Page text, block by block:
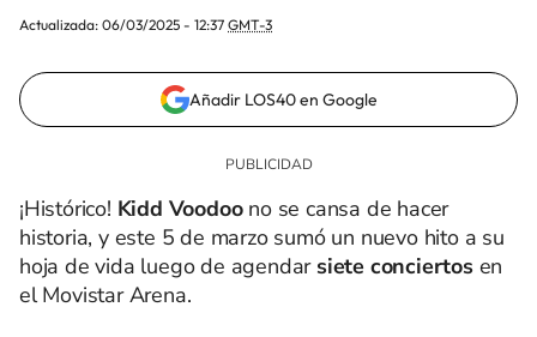
Actualizada: 06/03/2025 - 12:37 GMT-3
Añadir LOS40 en Google
¡Histórico! Kidd Voodoono se cansa de hacer
historia, y este 5 de marzo sumó un nuevo hito a su
hoja de vida luego de agendar siete conciertosen
el Movistar Arena.